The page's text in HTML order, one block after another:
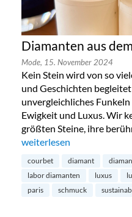
Diamanten aus
Mode, 15. November 2024
Kein Stein wird von so
und Geschichten
unvergleichliches
Ewigkeit und Luxus. Wir
größten Steine, ihre
„Diamanten aus dem
weiterlesen
courbet diamant
labor diamanten
luxus
paris
schmuck